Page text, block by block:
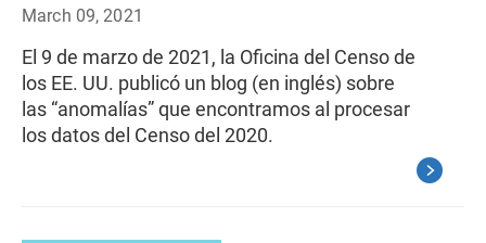
March 09, 2021
El 9 de marzo de 2021, la Oficina del Censo de
los EE. UU. publicó un blog (en inglés) sobre
las “anomalías” que encontramos al procesar
los datos del Censo del 2020.